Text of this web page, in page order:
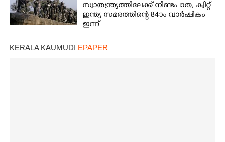
സ്വാതന്ത്ര്യത്തിലേക്ക് നീണ്ടപാത, ക്വിറ്റ്
ഇന്ത്യ സമരത്തിന്റെ 84ാം വാർഷികം
ഇന്ന്
KERALA KAUMUDI EPAPER